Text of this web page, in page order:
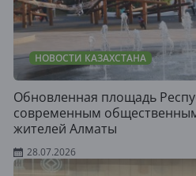
НОВОСТИ КАЗАХСТАНА
Обновленная площадь
современным
жителей Алматы
28.07.2026